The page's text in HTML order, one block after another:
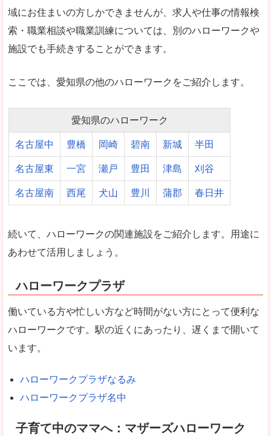
域にお住まいの方しかできませんが、求人や仕事の情報検
索・職業相談や職業訓練については、別のハローワークや
施設でも手続きすることができます。
ここでは、愛知県の他のハローワークをご紹介します。
愛知県のハローワーク
名古屋中 豊橋 岡崎 碧南 新城 半田
名古屋東 一宮 瀬戸 豊田 津島 刈谷
名古屋南 西尾 犬山 豊川 蒲郡 春日井
続いて、ハローワークの関連施設をご紹介します。用途に
あわせて活用しましょう。
ハローワークプラザ
働いている方や忙しい方など時間がない方にとって便利な
ハローワークです。駅の近くにあったり、遅くまで開いて
います。
ハローワークプラザなるみ
ハローワークプラザ名中
子育て中のママへ：マザーズハローワーク